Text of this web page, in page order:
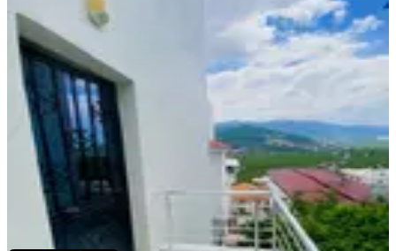
2+1· Kot 1 (-1). Kat
3.600.000 ₺
TURPA CUMA İNCE Cuma İNCE